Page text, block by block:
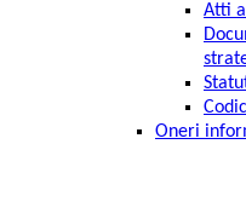
Atti
Oneri